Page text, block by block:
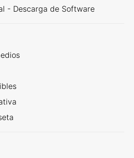
- Descarga de Software